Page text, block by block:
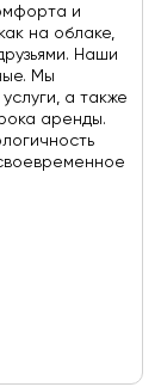
и
на облаке,
Наши
Мы
а также
аренды.